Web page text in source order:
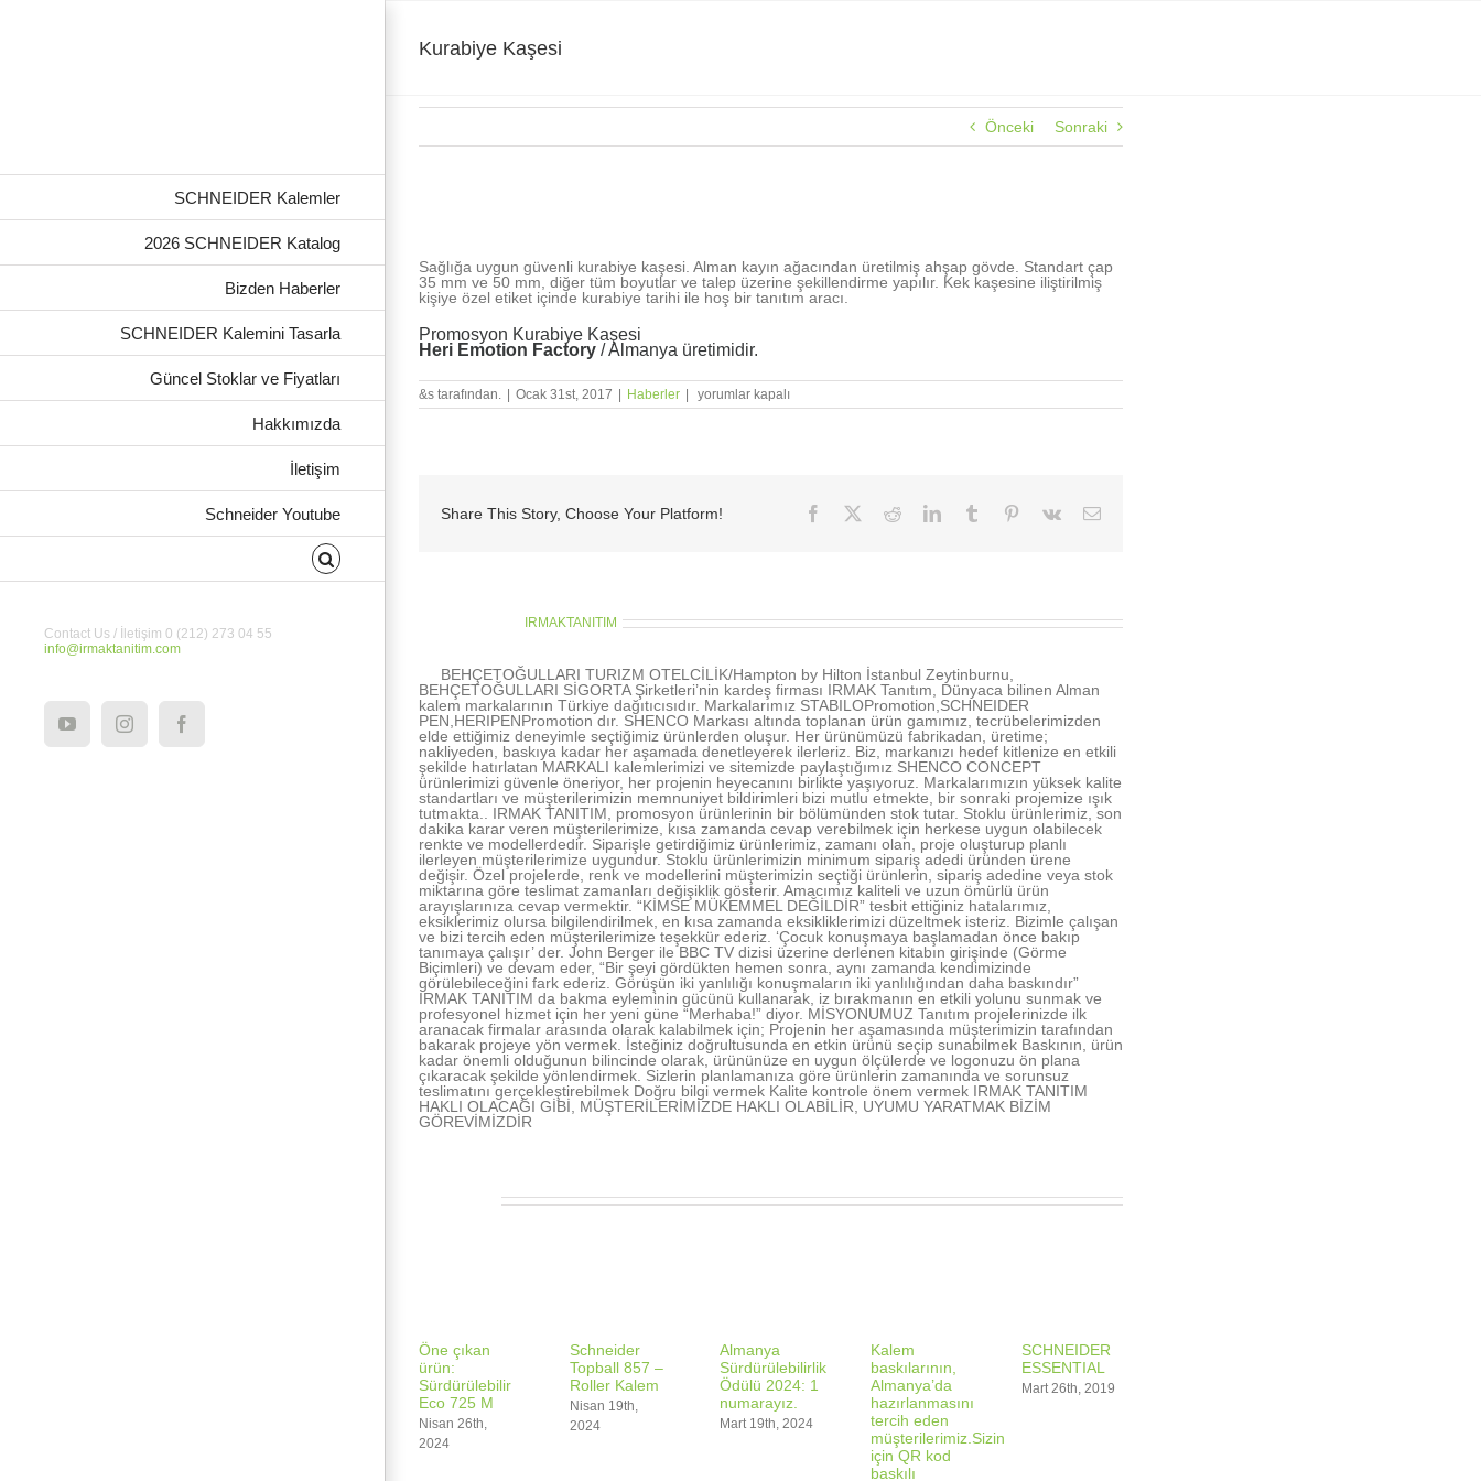
SCHNEIDER Kalemler
2026 SCHNEIDER Katalog
Bizden Haberler
SCHNEIDER Kalemini Tasarla
Güncel Stoklar ve Fiyatları
Hakkımızda
İletişim
Schneider Youtube
Contact Us / İletişim 0 (212) 273 04 55
info@irmaktanitim.com
YouTubeInstagramFacebook
Kurabiye Kaşesi
Önceki Sonraki
Sağlığa uygun güvenli kurabiye kaşesi. Alman kayın ağacından üretilmiş ahşap gövde. Standart çap
35 mm ve 50 mm, diğer tüm boyutlar ve talep üzerine şekillendirme yapılır. Kek kaşesine iliştirilmiş
kişiye özel etiket içinde kurabiye tarihi ile hoş bir tanıtım aracı.
Promosyon Kurabiye Kaşesi
Heri Emotion Factory / Almanya üretimidir.
&s tarafından. Ocak 31st, 2017 Haberler
Kurabiye
Kaşesi
yorumlar kapalı
Share This Story, Choose Your Platform! Facebook RedditLinkedInTumblr Pinterest
Vk
E-
IRMAKTANITIM
BEHÇETOĞULLARI TURIZM OTELCİLİK/Hampton by Hilton İstanbul Zeytinburnu,
BEHÇETOĞULLARI SİGORTA Şirketleri’nin kardeş firması IRMAK Tanıtım, Dünyaca bilinen Alman
kalem markalarının Türkiye dağıtıcısıdır. Markalarımız STABILOPromotion,SCHNEIDER
PEN,HERIPENPromotion dır. SHENCO Markası altında toplanan ürün gamımız, tecrübelerimizden
elde ettiğimiz deneyimle seçtiğimiz ürünlerden oluşur. Her ürünümüzü fabrikadan, üretime;
nakliyeden, baskıya kadar her aşamada denetleyerek ilerleriz. Biz, markanızı hedef kitlenize en etkili
şekilde hatırlatan MARKALI kalemlerimizi ve sitemizde paylaştığımız SHENCO CONCEPT
ürünlerimizi güvenle öneriyor, her projenin heyecanını birlikte yaşıyoruz. Markalarımızın yüksek kalite
standartları ve müşterilerimizin memnuniyet bildirimleri bizi mutlu etmekte, bir sonraki projemize ışık
tutmakta.. IRMAK TANITIM, promosyon ürünlerinin bir bölümünden stok tutar. Stoklu ürünlerimiz, son
dakika karar veren müşterilerimize, kısa zamanda cevap verebilmek için herkese uygun olabilecek
renkte ve modellerdedir. Siparişle getirdiğimiz ürünlerimiz, zamanı olan, proje oluşturup planlı
ilerleyen müşterilerimize uygundur. Stoklu ürünlerimizin minimum sipariş adedi üründen ürene
değişir. Özel projelerde, renk ve modellerini müşterimizin seçtiği ürünlerin, sipariş adedine veya stok
miktarına göre teslimat zamanları değişiklik gösterir. Amacımız kaliteli ve uzun ömürlü ürün
arayışlarınıza cevap vermektir. “KİMSE MÜKEMMEL DEĞİLDİR” tesbit ettiğiniz hatalarımız,
eksiklerimiz olursa bilgilendirilmek, en kısa zamanda eksikliklerimizi düzeltmek isteriz. Bizimle çalışan
ve bizi tercih eden müşterilerimize teşekkür ederiz. ‘Çocuk konuşmaya başlamadan önce bakıp
tanımaya çalışır’ der. John Berger ile BBC TV dizisi üzerine derlenen kitabın girişinde (Görme
Biçimleri) ve devam eder, “Bir şeyi gördükten hemen sonra, aynı zamanda kendimizinde
görülebileceğini fark ederiz. Görüşün iki yanlılığı konuşmaların iki yanlılığından daha baskındır”
IRMAK TANITIM da bakma eyleminin gücünü kullanarak, iz bırakmanın en etkili yolunu sunmak ve
profesyonel hizmet için her yeni güne “Merhaba!” diyor. MİSYONUMUZ Tanıtım projelerinizde ilk
aranacak firmalar arasında olarak kalabilmek için; Projenin her aşamasında müşterimizin tarafından
bakarak projeye yön vermek. İsteğiniz doğrultusunda en etkin ürünü seçip sunabilmek Baskının, ürün
kadar önemli olduğunun bilincinde olarak, ürününüze en uygun ölçülerde ve logonuzu ön plana
çıkaracak şekilde yönlendirmek. Sizlerin planlamanıza göre ürünlerin zamanında ve sorunsuz
teslimatını gerçekleştirebilmek Doğru bilgi vermek Kalite kontrole önem vermek IRMAK TANITIM
HAKLI OLACAĞI GİBİ, MÜŞTERİLERİMİZDE HAKLI OLABİLİR, UYUMU YARATMAK BİZİM
GÖREVİMİZDİR
Öne çıkan
ürün:
Sürdürülebilir
Eco 725 M
Nisan 26th,
2024
Schneider
Topball 857 –
Roller Kalem
Nisan 19th,
2024
Almanya
Sürdürülebilirlik
Ödülü 2024: 1
numarayız.
Mart 19th, 2024
Kalem
baskılarının,
Almanya’da
hazırlanmasını
tercih eden
müşterilerimiz.Sizin
için QR kod
baskılı
SCHNEIDER
ESSENTIAL
Mart 26th, 2019